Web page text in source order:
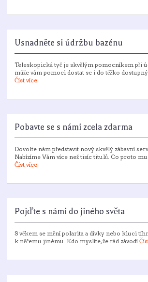
Usnadněte si údržbu bazénu
Teleskopická tyč je skvělým pomocníkem při
může vám pomoci dostat se i do těžko
Číst více
Pobavte se s námi zcela zdarma
Dovolte nám představit nový skvělý zábavní
Nabízíme Vám více než tisíc titulů. Co proto
Číst více
Pojďte s námi do jiného světa
S věkem se mění polarita a dívky nebo kluci
k něčemu jinému. Kdo myslíte, že rád závodí